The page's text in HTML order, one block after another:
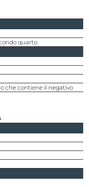
quarto
che contiene il negativo